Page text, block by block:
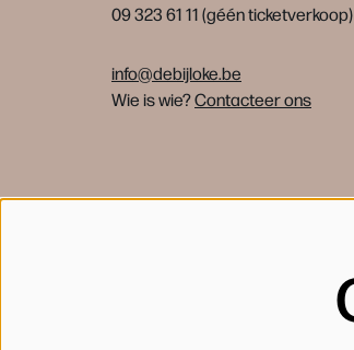
09 323 61 11 (géén ticketverkoop)
info@debijloke.be
Wie is wie?Contacteer ons